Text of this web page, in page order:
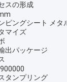
スの形成
ピングシート メ
マイズ
出パッケージ
タンプリング